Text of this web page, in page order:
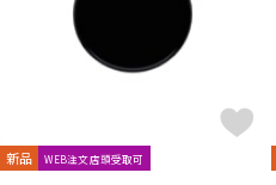
新品 WEB注文店頭受取可